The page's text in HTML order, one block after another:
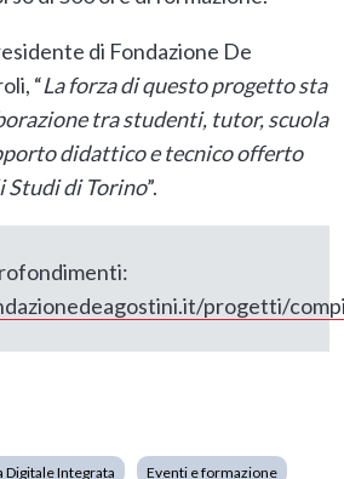
di Fondazione De
“La forza di questo progetto sta
tra studenti, tutor, scuola
didattico e tecnico offerto
Studi di Torino”.
progetti/
Digitale Integrata Eventi e formazione